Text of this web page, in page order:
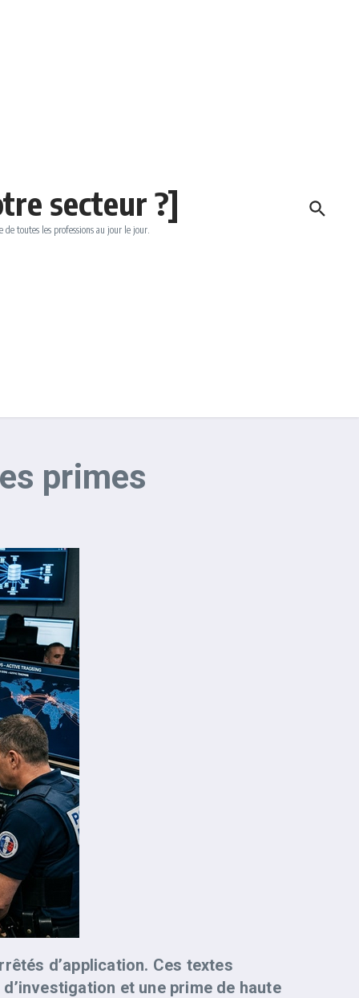
secteur ?]
toutes les professions au jour le jour.
primes
d’application. Ces textes
et une prime de haute